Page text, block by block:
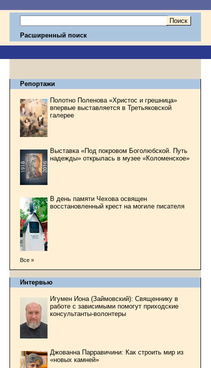
Расширенный поиск
Репортажи
Полотно Поленова «Христос и грешница»
впервые выставляется в Третьяковской
галерее
Выставка «Под покровом Боголюбской. Путь
надежды» открылась в музее «Коломенское»
В день памяти Чехова освящен
восстановленный крест на могиле писателя
Все »
Интервью
Игумен Иона (Займовский): Священнику в
работе с зависимыми помогут приходские
консультанты-волонтеры
Джованна Парравичини: Как строить мир из
«новых камней»